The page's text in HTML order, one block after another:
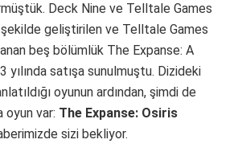
Deck Nine ve Telltale Games
geliştirilen ve Telltale Games
beş bölümlük The Expanse: A
satışa sunulmuştu. Dizideki
oyunun ardından, şimdi de
oyun var: The Expanse: Osiris
sizi bekliyor.